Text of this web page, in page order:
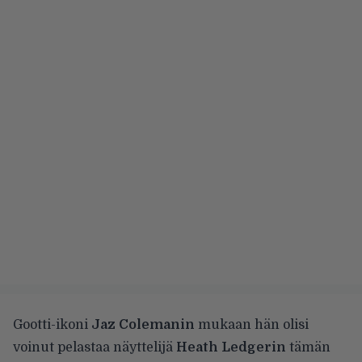
Gootti-ikoni Jaz Colemanin mukaan hän olisi
voinut pelastaa näyttelijä Heath Ledgerin tämän